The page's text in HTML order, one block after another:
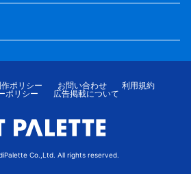
ポリシー お問い合わせ
利用規約
ポリシー
広告掲載について
Co.,Ltd. All rights reserved.